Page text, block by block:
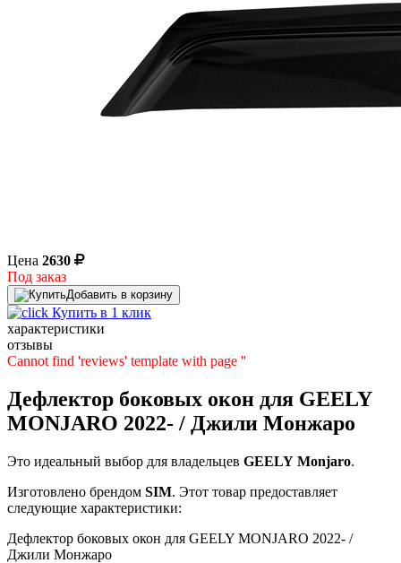
Цена 2630
Под заказ
Добавить в корзину
Купить в 1 клик
характеристики
отзывы
Cannot find 'reviews' template with page ''
Дефлектор боковых окон для GEELY
MONJARO 2022- / Джили Монжаро
Это идеальный выбор для владельцев GEELY Monjaro.
Изготовлено брендом SIM. Этот товар предоставляет
следующие характеристики:
Дефлектор боковых окон для GEELY MONJARO 2022- /
Джили Монжаро